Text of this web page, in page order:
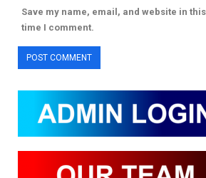
Save my name, email, and website in
time I comment.